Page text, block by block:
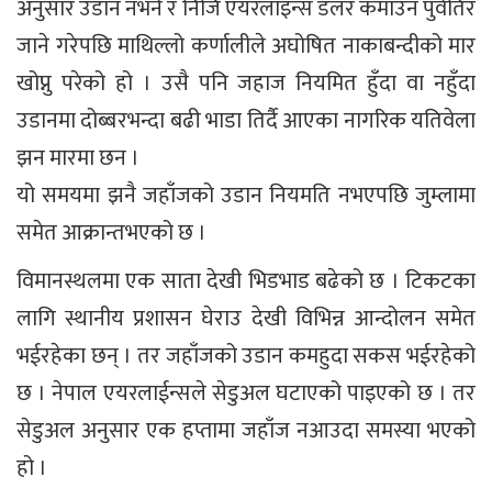
अनुसार उडान नभर्ने र निजि एयरलाइन्स डलर कमाउन पुर्वतिर
जाने गरेपछि माथिल्लो कर्णालीले अघोषित नाकाबन्दीको मार
खोप्नु परेको हो । उसै पनि जहाज नियमित हुँदा वा नहुँदा
उडानमा दोब्बरभन्दा बढी भाडा तिर्दै आएका नागरिक यतिवेला
झन मारमा छन ।
यो समयमा झनै जहाँजको उडान नियमति नभएपछि जुम्लामा
समेत आक्रान्तभएको छ ।
विमानस्थलमा एक साता देखी भिडभाड बढेको छ । टिकटका
लागि स्थानीय प्रशासन घेराउ देखी विभिन्न आन्दोलन समेत
भईरहेका छन् । तर जहाँजको उडान कमहुदा सकस भईरहेको
छ । नेपाल एयरलाईन्सले सेडुअल घटाएको पाइएको छ । तर
सेडुअल अनुसार एक हप्तामा जहाँज नआउदा समस्या भएको
हो ।